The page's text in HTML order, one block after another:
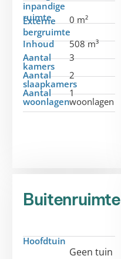
inpandige
ruimte
Externe
bergruimte
0 m²
Inhoud
508 m³
Aantal
kamers
3
Aantal
slaapkamers
2
Aantal
woonlagen
1
woonlagen
Buitenruimte
Hoofdtuin
Geen tuin